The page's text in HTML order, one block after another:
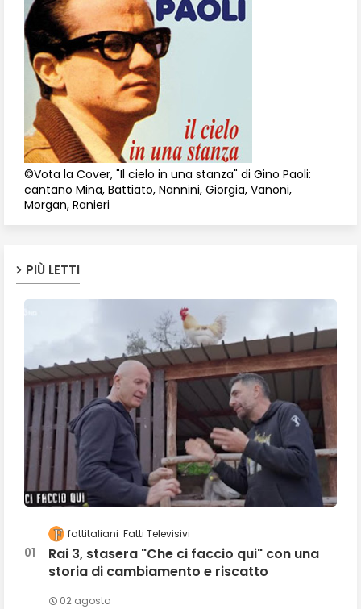
©Vota la Cover, "Il cielo in una stanza" di Gino Paoli:
cantano Mina, Battiato, Nannini, Giorgia, Vanoni,
Morgan, Ranieri
PIÙ LETTI
fattitaliani Fatti Televisivi
Rai 3, stasera "Che ci faccio qui" con una
storia di cambiamento e riscatto
02 agosto